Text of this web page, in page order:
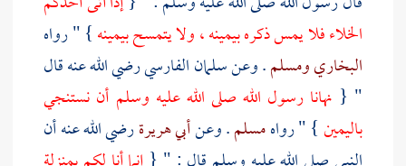
الخلاء فلا يمس ذكره بيمينه ، ولا يتمسح بيمينه} " رواه
البخاريومسلم. وعنسلمان الفارسيرضي الله عنه قال
" { نهانا رسول الله صلى الله عليه وسلم أن نستنجي
باليمين} " رواهمسلم. وعنأبي هريرةرضي الله عنه أن